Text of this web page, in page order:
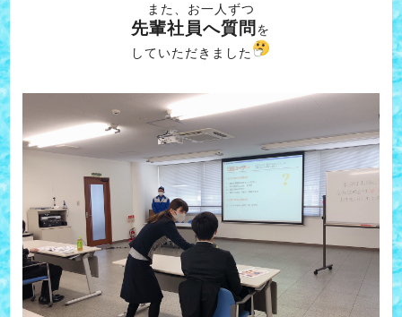
また、お一人ずつ
先輩社員へ質問 を
していただきました